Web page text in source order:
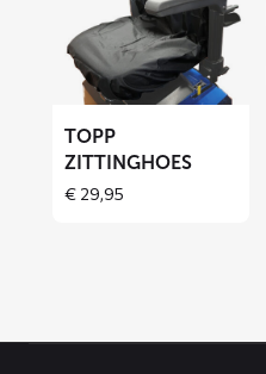
zittinghoes
TOPP
ZITTINGHOES
€29,95